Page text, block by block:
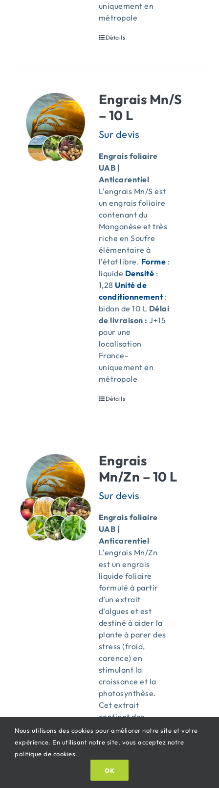
uniquement en
métropole
Détails
Engrais Mn/S
– 10 L
Engrais foliaire
UAB |
Anticarentiel
L'engrais Mn/S est
un engrais foliaire
contenant du
Manganèse et très
riche en Soufre
élémentaire à
l'état libre. Forme :
liquide Densité :
1,28Unité de
conditionnement:
bidon de 10 L Délai
de livraison : J+15
pour une
localisation
France-
uniquement en
métropole
Détails
Engrais
Mn/Zn – 10 L
Engrais foliaire
UAB |
Anticarentiel
L'engrais Mn/Zn
est un engrais
liquide foliaire
formulé à partir
d’un extrait
d’algues et est
destiné à aider la
plante à parer des
stress (froid,
carence) en
stimulant la
croissance et la
photosynthèse.
Cet extrait
contient des
principes actifs
algaux naturels qui
l’assimilation des
nutriments, en
Nous utilisons des cookies pour améliorer notre site et votre
expérience. En utilisant notre site, vous acceptez notre
politique de cookies.
OK